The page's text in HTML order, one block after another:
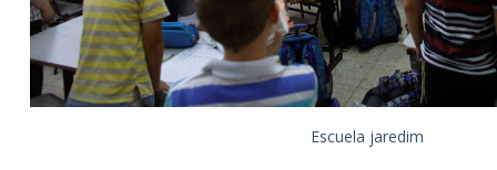
Escuela jaredim